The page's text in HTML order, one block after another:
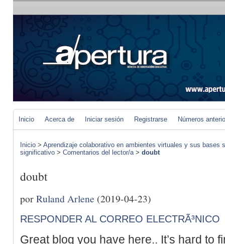
Inicio Acerca de Iniciar sesión Registrarse Números
Inicio > Aprendizaje colaborativo en ambientes virtuales y sus
significativo > Comentarios del lector/a> doubt
doubt
porRuland Arlene (2019-04-23)
RESPONDER AL CORREO ELECTRÃ³NICO
Great blog you have here.. It’s hard to